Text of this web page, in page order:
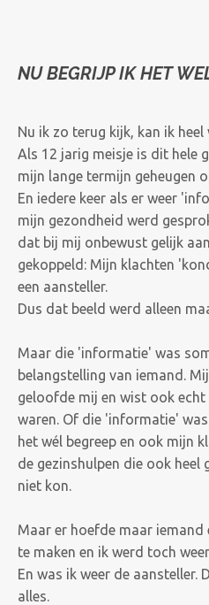
NU BEGRIJP IK HET
Nu ik zo terug kijk, kan ik heel
Als 12 jarig meisje is dit hele
mijn lange termijn geheugen
En iedere keer als er weer
mijn gezondheid werd
dat bij mij onbewust gelijk
gekoppeld: Mijn klachten
een aansteller.
Dus dat beeld werd alleen
Maar die 'informatie' was
belangstelling van iemand.
geloofde mij en wist ook
waren. Of die 'informatie'
het wél begreep en ook mijn
de gezinshulpen die ook heel
niet kon.
Maar er hoefde maar iemand
te maken en ik werd toch
En was ik weer de aansteller.
alles.